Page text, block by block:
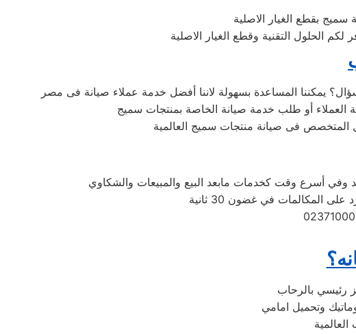
بقطع الغيار الاصلية
الحلول التقنية وقطع الغيار الاصلية
فى صيانة منتجات سميج العالمية
في غضون 30 ثانية